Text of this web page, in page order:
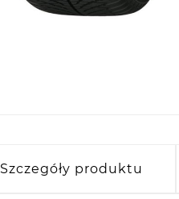
Szczegóły produktu